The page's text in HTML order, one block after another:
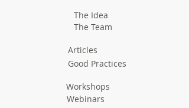
Articles
Good Practices
Workshops
Webinars
The Idea
The Team